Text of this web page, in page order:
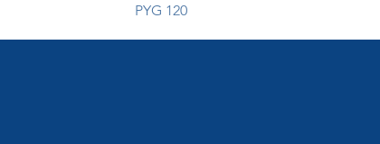
Price
PYG 120